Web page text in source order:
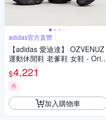
adidas官方直營
【adidas 愛迪達】 OZVENUZ
運動休閒鞋 老爹鞋 女鞋 - Origi
nals JS2468
$4,221
券
加入購物車